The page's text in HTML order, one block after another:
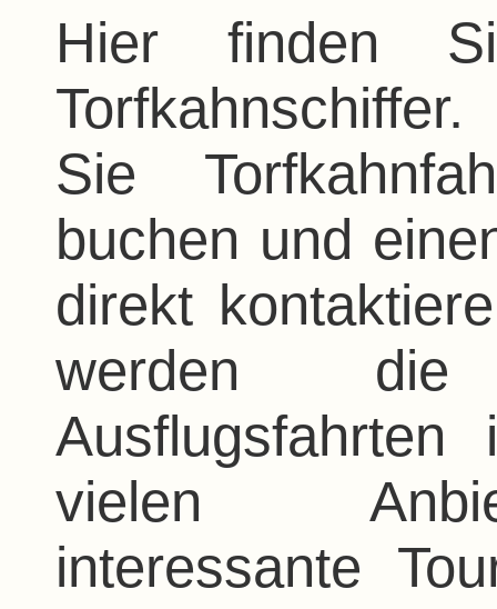
Hier finden
Sie
buchen und
direkt
werden
Ausflugsfahrten
vielen
interessante